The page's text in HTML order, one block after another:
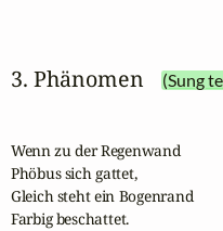
3. Phänomen (Sung
Wenn zu der Regenwand
Phöbus sich gattet,
Gleich steht ein Bogenrand
Farbig beschattet.